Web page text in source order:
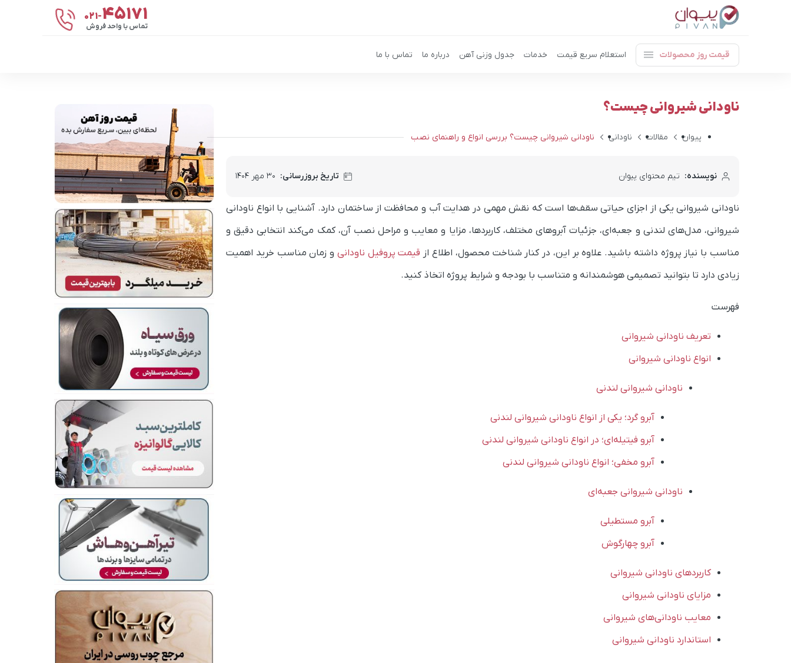
021-۴۵۱۷۱
تماس با واحد فروش
قیمت روز محصولات استعلام سریع قیمت خدمات جدول وزنی آهن درباره ما تماس با ما
ناودانی شیروانی چیست؟
پیوان مقالات ناودانی ناودانی شیروانی چیست؟ بررسی انواع و راهنمای نصب
نویسنده: تیم محتوای پیوان تاریخ بروزرسانی: ۳۰ مهر ۱۴۰۴
ناودانی شیروانی یکی از اجزای حیاتی سقف‌ها است که نقش مهمی در هدایت آب و محافظت از ساختمان دارد. آشنایی با انواع ناودانی
شیروانی، مدل‌های لندنی و جعبه‌ای، جزئیات آبروهای مختلف، کاربردها، مزایا و معایب و مراحل نصب آن، کمک می‌کند انتخابی دقیق و
مناسب با نیاز پروژه داشته باشید. علاوه بر این، در کنار شناخت محصول، اطلاع از قیمت پروفیل ناودانی و زمان مناسب خرید اهمیت
زیادی دارد تا بتوانید تصمیمی هوشمندانه و متناسب با بودجه و شرایط پروژه اتخاذ کنید.
فهرست
تعریف ناودانی شیروانی
انواع ناودانی شیروانی
ناودانی شیروانی لندنی
آبرو گرد؛ یکی از انواع ناودانی شیروانی لندنی
آبرو فیتیله‌ای؛ در انواع ناودانی شیروانی لندنی
آبرو مخفی؛ انواع ناودانی شیروانی لندنی
ناودانی شیروانی جعبه‌ای
آبرو مستطیلی
آبرو چهارگوش
کاربردهای ناودانی شیروانی
مزایای ناودانی شیروانی
معایب ناودانی‌های شیروانی
استاندارد ناودانی شیروانی